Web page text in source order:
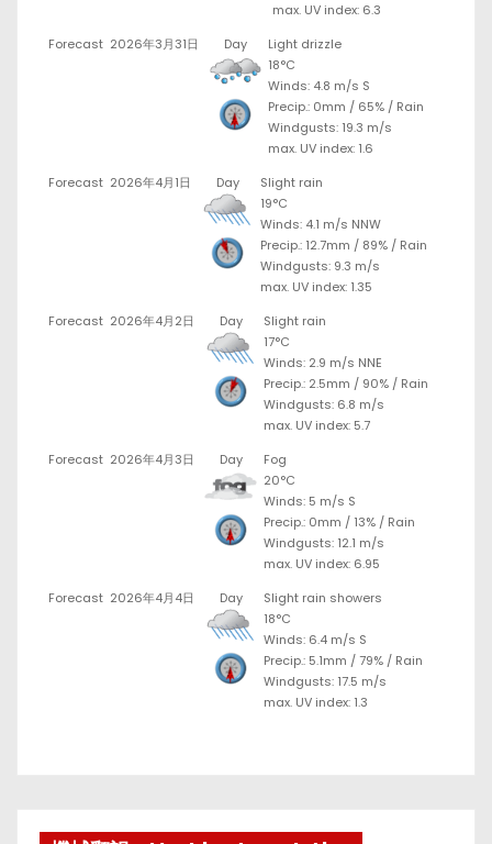
max. UV index: 6.3
Forecast 2026年3月31日 Day
Light drizzle
18°C
Winds: 4.8 m/s S
Precip.: 0mm / 65% / Rain
Windgusts: 19.3 m/s
max. UV index: 1.6
Forecast 2026年4月1日 Day
Slight rain
19°C
Winds: 4.1 m/s NNW
Precip.: 12.7mm / 89% / Rain
Windgusts: 9.3 m/s
max. UV index: 1.35
Forecast 2026年4月2日 Day
Slight rain
17°C
Winds: 2.9 m/s NNE
Precip.: 2.5mm / 90% / Rain
Windgusts: 6.8 m/s
max. UV index: 5.7
Forecast 2026年4月3日 Day
Fog
20°C
Winds: 5 m/s S
Precip.: 0mm / 13% / Rain
Windgusts: 12.1 m/s
max. UV index: 6.95
Forecast 2026年4月4日 Day
Slight rain showers
18°C
Winds: 6.4 m/s S
Precip.: 5.1mm /79% / Rain
Windgusts: 17.5 m/s
max. UV index: 1.3